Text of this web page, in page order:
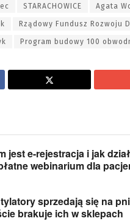
STARACHOWICE Agata
Rządowy Fundusz Rozwoju
Program budowy 100
jest e-rejestracja i jak
webinarium dla
sprzedają się na
brakuje ich w sklepach